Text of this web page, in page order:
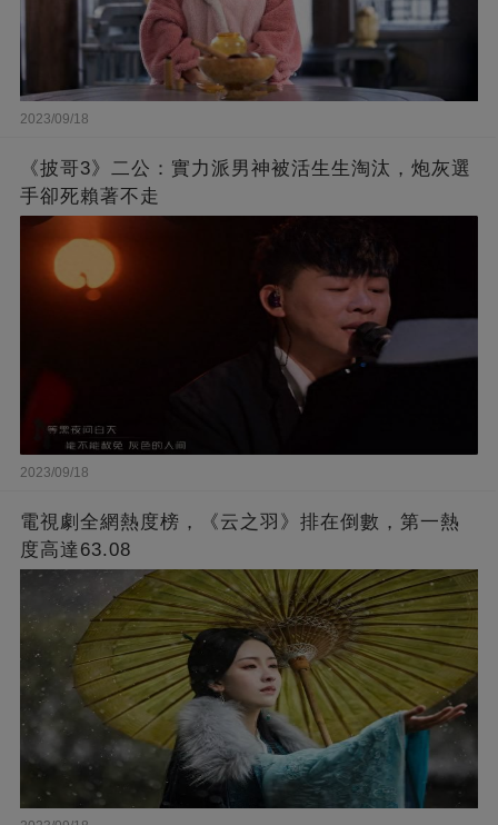
2023/09/18
《披哥3》二公：實力派男神被活生生淘汰，炮灰選
手卻死賴著不走
2023/09/18
電視劇全網熱度榜，《云之羽》排在倒數，第一熱
度高達63.08